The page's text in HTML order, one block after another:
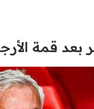
بعد قمة